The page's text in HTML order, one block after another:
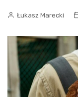
Łukasz Marecki